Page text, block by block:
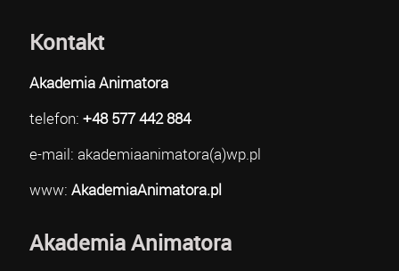
Kontakt
Akademia Animatora
telefon: +48 577 442 884
e-mail: akademiaanimatora(a)wp.pl
www: AkademiaAnimatora.pl
Akademia Animatora